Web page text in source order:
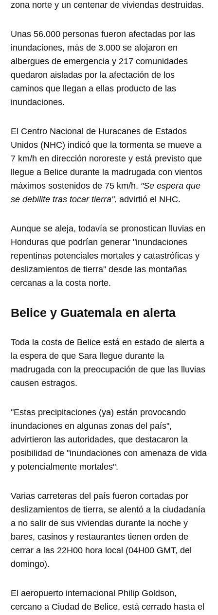
zona norte y un centenar de viviendas destruidas.
Unas 56.000 personas fueron afectadas por las
inundaciones, más de 3.000 se alojaron en
albergues de emergencia y 217 comunidades
quedaron aisladas por la afectación de los
caminos que llegan a ellas producto de las
inundaciones.
El Centro Nacional de Huracanes de Estados
Unidos (NHC) indicó que la tormenta se mueve a
7 km/h en dirección nororeste y está previsto que
llegue a Belice durante la madrugada con vientos
máximos sostenidos de 75 km/h. "Se espera que
se debilite tras tocar tierra", advirtió el NHC.
Aunque se aleja, todavía se pronostican lluvias en
Honduras que podrían generar "inundaciones
repentinas potenciales mortales y catastróficas y
deslizamientos de tierra" desde las montañas
cercanas a la costa norte.
Belice y Guatemala en alerta
Toda la costa de Belice está en estado de alerta a
la espera de que Sara llegue durante la
madrugada con la preocupación de que las lluvias
causen estragos.
"Estas precipitaciones (ya) están provocando
inundaciones en algunas zonas del país",
advirtieron las autoridades, que destacaron la
posibilidad de "inundaciones con amenaza de vida
y potencialmente mortales".
Varias carreteras del país fueron cortadas por
deslizamientos de tierra, se alentó a la ciudadanía
a no salir de sus viviendas durante la noche y
bares, casinos y restaurantes tienen orden de
cerrar a las 22H00 hora local (04H00 GMT, del
domingo).
El aeropuerto internacional Philip Goldson,
cercano a Ciudad de Belice, está cerrado hasta el